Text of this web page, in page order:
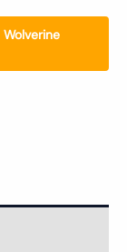
Wolverine